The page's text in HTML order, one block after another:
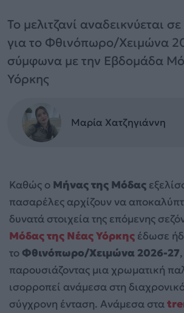
Το μελιτζανί αναδεικνύεται
για το Φθινόπωρο/Χειμώνα
σύμφωνα με την Εβδομάδα
Υόρκης
Μαρία Χατζηγιάννη
Καθώς ο Μήνας της Μόδας
πασαρέλες αρχίζουν να
δυνατά στοιχεία της επόμενης
Μόδας της Νέας Υόρκης έδωσε
το Φθινόπωρο/Χειμώνα 2026-27,
παρουσιάζοντας μια χρωματική
ισορροπεί ανάμεσα στη
σύγχρονη ένταση. Ανάμεσα στα